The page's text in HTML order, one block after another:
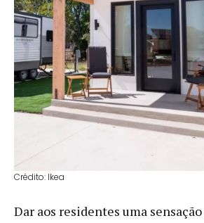
Crédito: Ikea
Dar aos residentes uma